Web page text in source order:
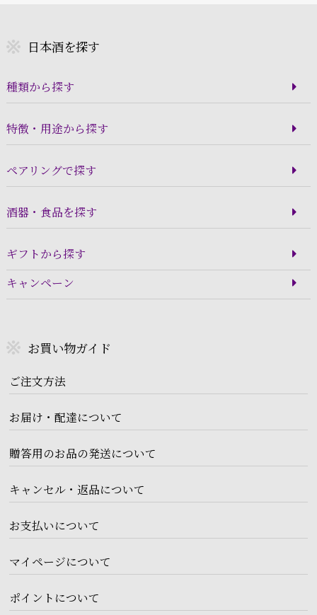
日本酒を探す
種類から探す
特徴・用途から探す
ペアリングで探す
酒器・食品を探す
ギフトから探す
キャンペーン
お買い物ガイド
ご注文方法
お届け・配達について
贈答用のお品の発送について
キャンセル・返品について
お支払いについて
マイページについて
ポイントについて